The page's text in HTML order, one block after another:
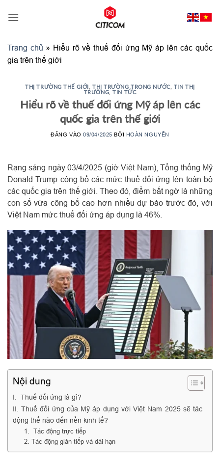
qua
Trang chủ » Hiểu rõ về thuế đối ứng Mỹ áp lên các quốc
gia trên thế giới
THỊ TRƯỜNG THẾ GIỚI, THỊ TRƯỜNG TRONG NƯỚC, TIN THỊ
TRƯỜNG,TIN TỨC
Hiểu rõ về thuế đối ứng Mỹ áp lên các
quốc gia trên thế giới
ĐĂNG VÀO09/04/2025 BỞI HOÀN NGUYỄN
Rạng sáng ngày 03/4/2025 (giờ Việt Nam), Tổng thống Mỹ
Donald Trump công bố các mức thuế đối ứng lên toàn bộ
các quốc gia trên thế giới. Theo đó, điểm bất ngờ là những
con số vừa công bố cao hơn nhiều dự báo trước đó, với
Việt Nam mức thuế đối ứng áp dụng là 46%.
Nội dung
I. Thuế đối ứng là gì?
II. Thuế đối ứng của Mỹ áp dụng với Việt Nam 2025 sẽ tác
động thế nào đến nền kinh tế?
1. Tác động trực tiếp
2. Tác động gián tiếp và dài hạn